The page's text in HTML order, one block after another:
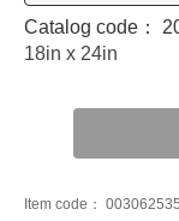
Catalog code：
18in x 24in
Item code：